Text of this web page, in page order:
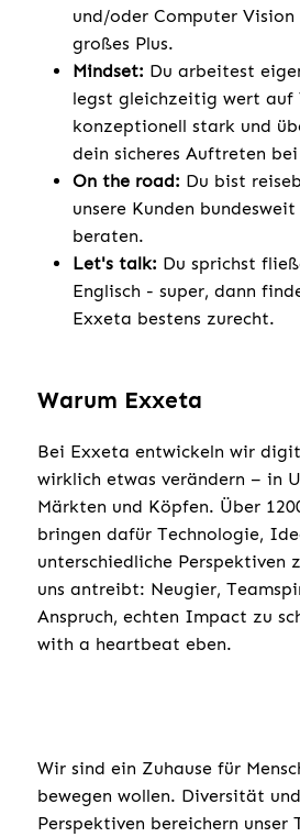
und/oder Computer
großes Plus.
Mindset: Du arbeitest
legst gleichzeitig wert auf
konzeptionell stark und
dein sicheres Auftreten bei
On the road: Du bist
unsere Kunden
beraten.
Let's talk: Du sprichst
Englisch - super, dann
Exxeta bestens zurecht.
Warum Exxeta
Bei Exxeta entwickeln wir
wirklich etwas verändern – in
Märkten und Köpfen. Über
bringen dafür Technologie,
unterschiedliche Perspektiven
uns antreibt: Neugier,
Anspruch, echten Impact zu
with a heartbeat eben.
Wir sind ein Zuhause für
bewegen wollen. Diversität
Perspektiven bereichern unser